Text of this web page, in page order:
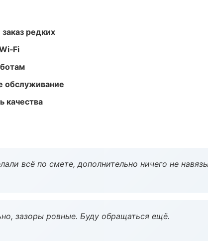
редких
обслуживание
качества
всё по смете, дополнительно ничего не
зазоры ровные. Буду обращаться ещё.